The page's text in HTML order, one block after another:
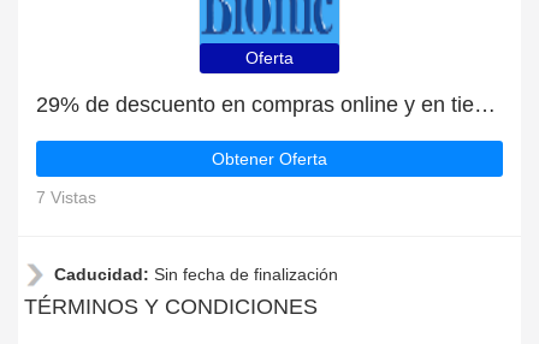
Oferta
29% de descuento en compras online y en tienda
Obtener Oferta
7 Vistas
Caducidad: Sin fecha de finalización
TÉRMINOS Y CONDICIONES